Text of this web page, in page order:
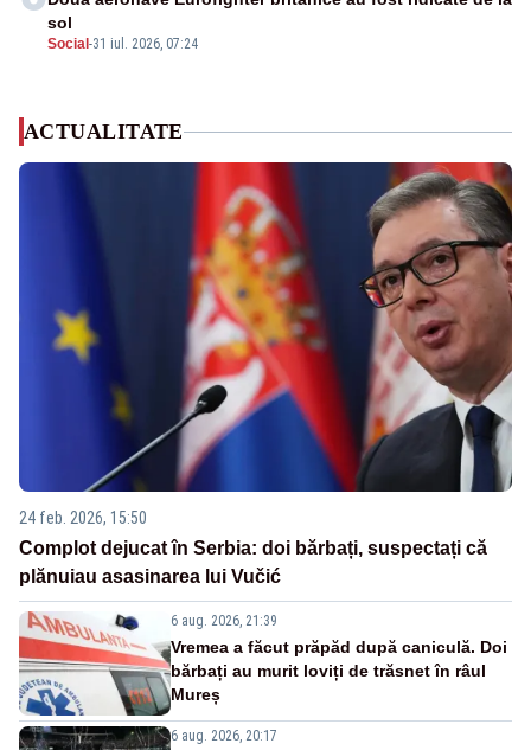
Social -31 iul. 2026, 07:24
sol
ACTUALITATE
24 feb. 2026, 15:50
Complot dejucat în Serbia: doi bărbați, suspectați că
plănuiau asasinarea lui Vučić
6 aug. 2026, 21:39
Vremea a făcut prăpăd după caniculă. Doi
bărbați au murit loviți de trăsnet în râul
Mureș
6 aug. 2026, 20:17